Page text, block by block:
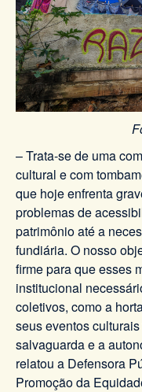
– Trata-se de uma
cultural e com
que hoje enfrenta
problemas de
patrimônio até a
fundiária. O nosso
firme para que esses
institucional
coletivos, como a
seus eventos
salvaguarda e a
relatou a Defensora
Promoção da